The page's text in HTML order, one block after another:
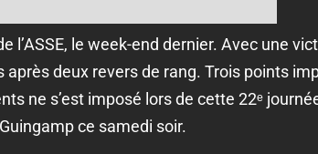
le week-end dernier. Avec une
après deux revers de rang. Trois points
ne s’est imposé lors de cette 22ᵉ
ce samedi soir.